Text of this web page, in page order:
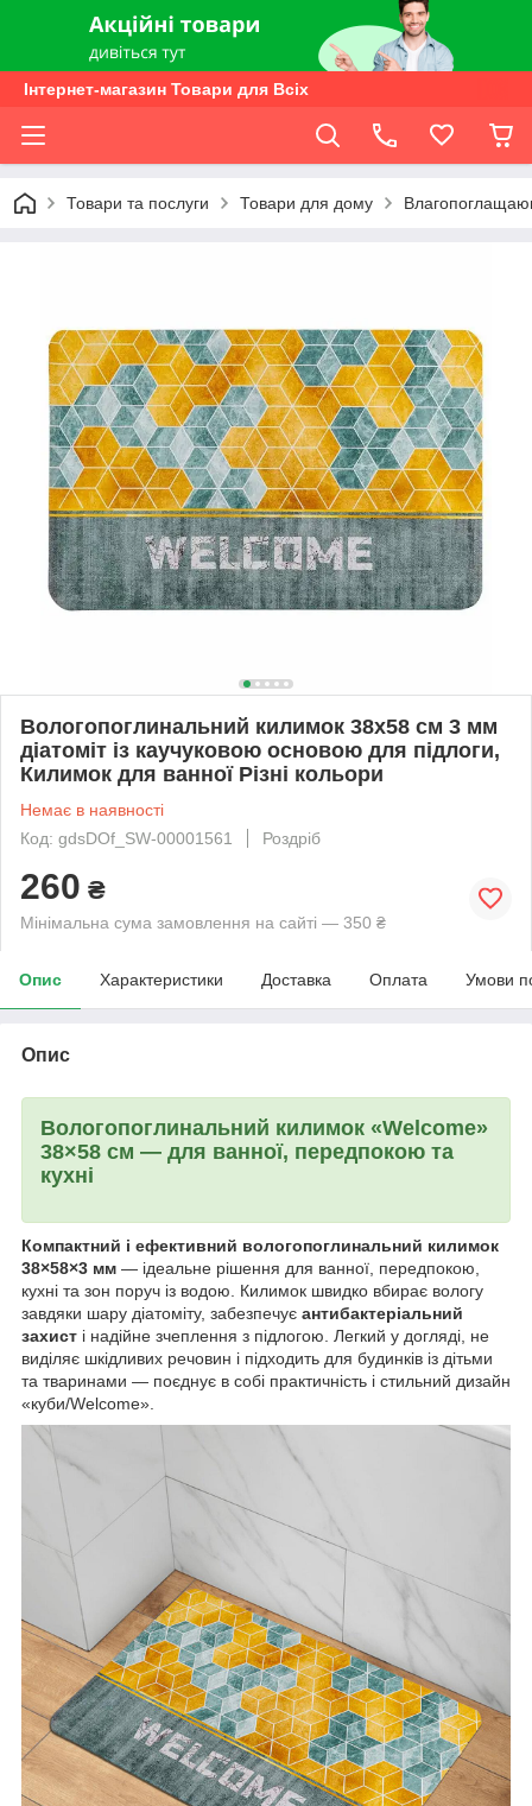
Інтернет-магазин Товари для Всіх
Товари та послуги Товари для дому
Вологопоглинальний килимок 38х58 см 3 мм
діатоміт із каучуковою основою для підлоги,
Килимок для ванної Різні кольори
Немає в наявності
Код: gdsDOf_SW-00001561
Роздріб
260 ₴
Мінімальна сума замовлення на сайті — 350 ₴
Опис Характеристики Доставка Оплата Умови
Опис
Вологопоглинальний килимок «Welcome»
38×58 см — для ванної, передпокою та
кухні
Компактний і ефективний вологопоглинальний килимок
38×58×3 мм — ідеальне рішення для ванної, передпокою,
кухні та зон поруч із водою. Килимок швидко вбирає вологу
завдяки шару діатоміту, забезпечує антибактеріальний
захист і надійне зчеплення з підлогою. Легкий у догляді, не
виділяє шкідливих речовин і підходить для будинків із дітьми
та тваринами — поєднує в собі практичність і стильний дизайн
«куби/Welcome».